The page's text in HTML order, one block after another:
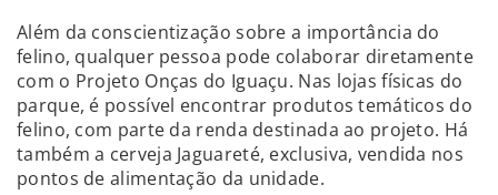
Além da conscientização sobre a importância do
felino, qualquer pessoa pode colaborar diretamente
com o Projeto Onças do Iguaçu. Nas lojas físicas do
parque, é possível encontrar produtos temáticos do
felino, com parte da renda destinada ao projeto. Há
também a cerveja Jaguareté, exclusiva, vendida nos
pontos de alimentação da unidade.